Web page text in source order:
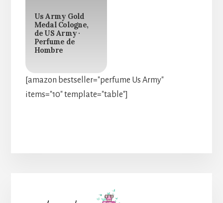
Us Army Gold
Medal Cologne,
de US Army ·
Perfume de
Hombre
[amazon bestseller="perfume Us Army"
items="10" template="table"]